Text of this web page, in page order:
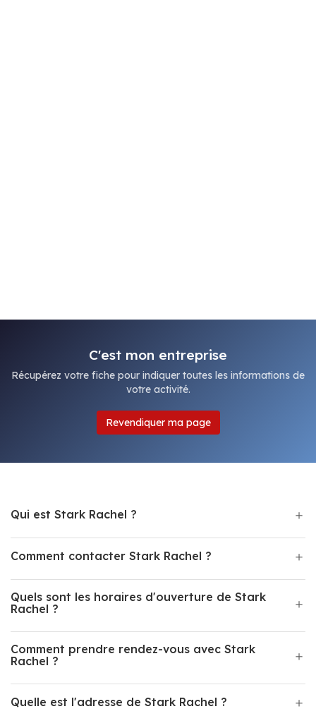
C'est mon entreprise
Récupérez votre fiche pour indiquer toutes les informations de
votre activité.
Revendiquer ma page
Qui est Stark Rachel ?
Comment contacter Stark Rachel ?
Quels sont les horaires d'ouverture de Stark
Rachel ?
Comment prendre rendez-vous avec Stark
Rachel ?
Quelle est l'adresse de Stark Rachel ?